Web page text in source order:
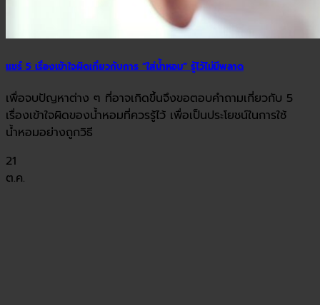
แชร์ 5 เรื่องเข้าใจผิดเกี่ยวกับการ “ใส่น้ำหอม” รู้ไว้ไม่มีพลาด
เพื่อจบปัญหาต่าง ๆ ที่อาจเกิดขึ้นจึงขอตอบคำถามเกี่ยวกับ 5
เรื่องเข้าใจผิดของน้ำหอมที่ควรรู้ไว้ เพื่อเป็นประโยชน์ในการใช้
น้ำหอมอย่างถูกวิธี
21
ต.ค.